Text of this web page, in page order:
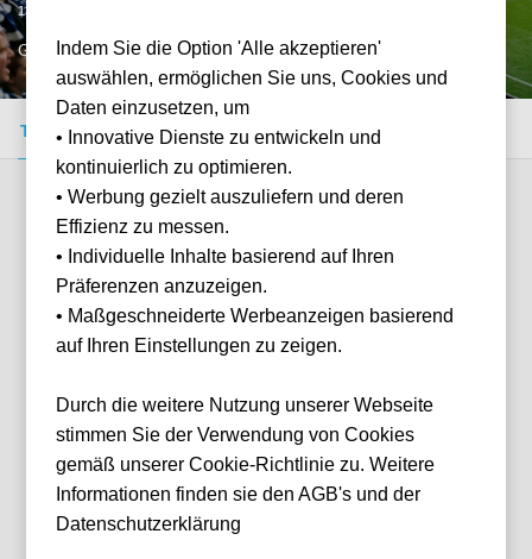
13.01.2027
GEL, DE
Tickets kaufen Event-Info FAQ
Verfügbare Kategorien (3)
Sitzplatz Kurve
Indem Sie die Option 'Alle akzeptieren'
auswählen, ermöglichen Sie uns, Cookies und
Daten einzusetzen, um
• Innovative Dienste zu entwickeln und
kontinuierlich zu optimieren.
• Werbung gezielt auszuliefern und deren
Effizienz zu messen.
• Individuelle Inhalte basierend auf Ihren
Präferenzen anzuzeigen.
• Maßgeschneiderte Werbeanzeigen basierend
auf Ihren Einstellungen zu zeigen.
Durch die weitere Nutzung unserer Webseite
stimmen Sie der Verwendung von Cookies
gemäß unserer Cookie-Richtlinie zu. Weitere
Informationen finden sie den AGB's und der
Datenschutzerklärung